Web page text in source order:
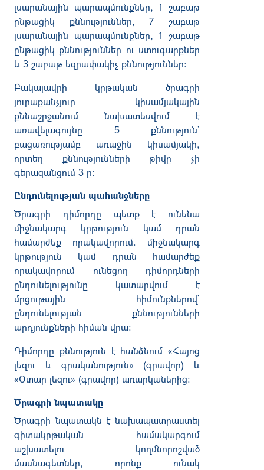
լսարանային պարապմունքներ, 1 շաբաթ
ընթացիկ
քննություններ, 7շաբաթ
լսարանային պարապմունքներ, 1 շաբաթ
ընթացիկ քննություններ ու ստուգարքներ
և 3 շաբաթ եզրափակիչ քննություններ:
Բակալավրի
կրթական
ծրագրի
յուրաքանչյուր
կիսամյակային
քննաշրջանում
նախատեսվում
է
առավելագույնը 5 քննություն՝
բացառությամբ
առաջին կիսամյակի,
որտեղ
քննությունների թիվը
չի
գերազանցում 3-ը:
Ընդունելության պահանջները
Ծրագրի
դիմորդը պետք է
ունենա
միջնակարգ
կրթություն կամ
դրան
համարժեք
որակավորում. միջնակարգ
կրթություն
կամ դրան
համարժեք
որակավորում
ունեցող
դիմորդների
ընդունելությունը
կատարվում
է
մրցութային
հիմունքներով՝
ընդունելության
քննությունների
արդյունքների հիման վրա։
Դիմորդը քննություն է հանձնում «Հայոց
լեզու
և գրականություն» (գրավոր) և
«Օտար լեզու» (գրավոր) առարկաներից։
Ծրագրի նպատակը
Ծրագրի նպատակն է նախապատրաստել
գիտակրթական
համակարգում
աշխատելու
կողմնորոշված
մասնագետներ, որոնք
ունակ